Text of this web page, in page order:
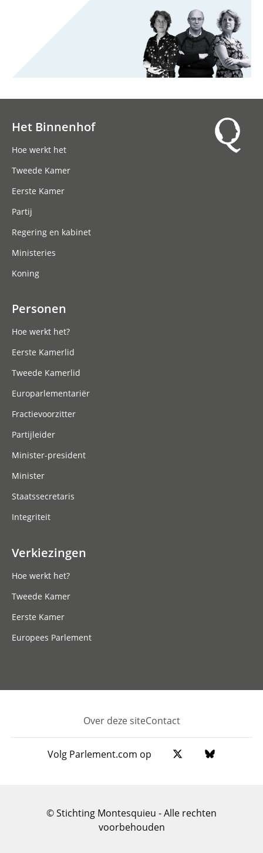
Het Binnenhof
Hoe werkt het
Tweede Kamer
Eerste Kamer
Partij
Regering en kabinet
Ministeries
Koning
Personen
Hoe werkt het?
Eerste Kamerlid
Tweede Kamerlid
Europarlementariër
Fractievoorzitter
Partijleider
Minister-president
Minister
Staatssecretaris
Integriteit
Verkiezingen
Hoe werkt het?
Tweede Kamer
Eerste Kamer
Europees Parlement
Footer
Over deze siteContact
Volg Parlement.com op
© Stichting Montesquieu - Alle rechten
voorbehouden